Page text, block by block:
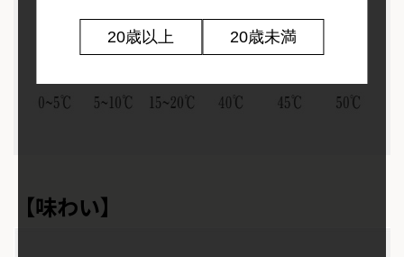
20歳以上 20歳未満
【味わい】